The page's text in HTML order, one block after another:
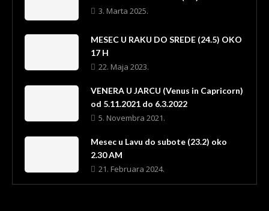
3. Marta 2025.
MESEC U RAKU DO SREDE (24.5) OKO
17 H
22. Maja 2023.
VENERA U JARCU (Venus in Capricorn)
od 5.11.2021 do 6.3.2022
5. Novembra 2021.
Mesec u Lavu do subote (23.2) oko
2.30 AM
21. Februara 2024.